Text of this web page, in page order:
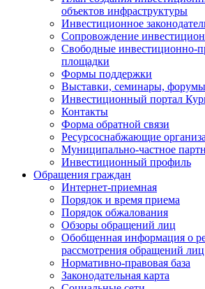
объектов инфраструктуры
Инвестиционное
Сопровождение
Свободные инвестиционно-
площадки
Формы поддержки
Выставки, семинары, форумы
Инвестиционный портал
Контакты
Форма обратной связи
Ресурсоснабжающие
Муниципально-частное
Инвестиционный профиль
Обращения граждан
Интернет-приемная
Порядок и время приема
Порядок обжалования
Обзоры обращений лиц
Обобщенная информация о
рассмотрения обращений
Нормативно-правовая база
Законодательная карта